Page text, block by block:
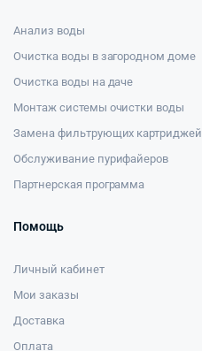
Анализ воды
Очистка воды в загородном доме
Очистка воды на даче
Монтаж системы очистки воды
Замена фильтрующих картриджей
Обслуживание пурифайеров
Партнерская программа
Помощь
Личный кабинет
Мои заказы
Доставка
Оплата